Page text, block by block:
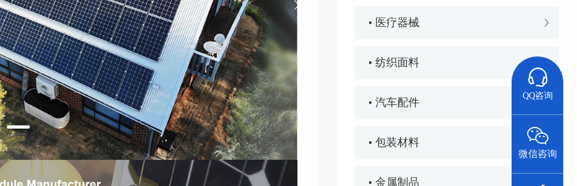
QQ咨询
微信咨询
• 医疗器械
• 纺织面料
• 汽车配件
• 包装材料
• 金属制品